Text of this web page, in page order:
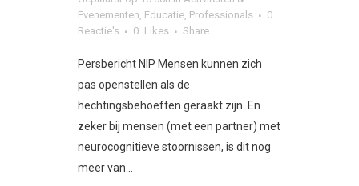
Evenementen Educatie Professionals
0
Reactie's
0 Likes Share
Persbericht NIP Mensen kunnen zich
pas openstellen als de
hechtingsbehoeften geraakt zijn. En
zeker bij mensen (met een partner) met
neurocognitieve stoornissen, is dit nog
meer van...